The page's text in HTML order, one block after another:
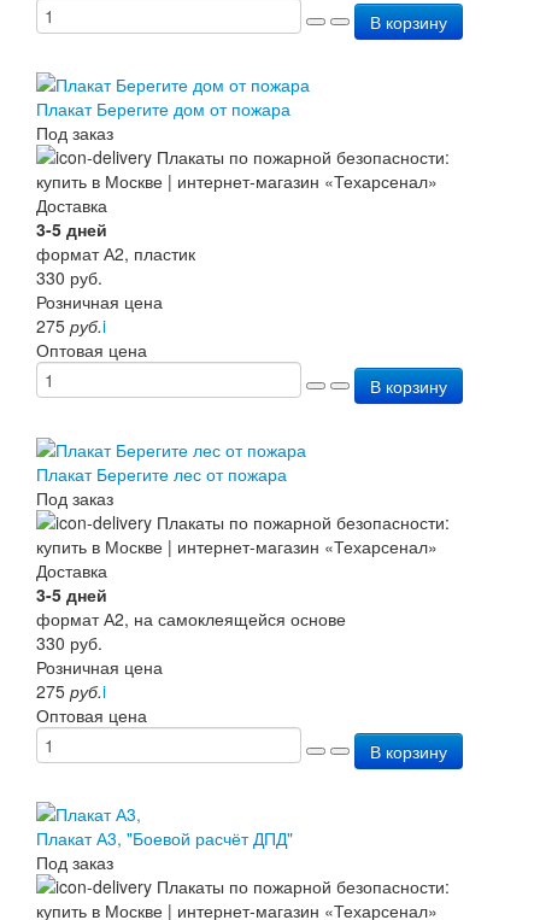
Вопрос-Ответ
В корзину
Плакат Берегите дом от пожара
Под заказ
Доставка
3-5 дней
формат А2, пластик
330 руб.
Розничная цена
275 руб.i
Оптовая цена
В корзину
Плакат Берегите лес от пожара
Под заказ
Доставка
3-5 дней
формат А2, на самоклеящейся основе
330 руб.
Розничная цена
275 руб.i
Оптовая цена
В корзину
Плакат А3, "Боевой расчёт ДПД"
Под заказ